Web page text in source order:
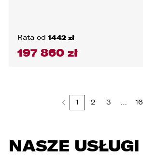
Rata od 1442 zł
197 860 zł
1 2 3 … 16
NASZE USŁUGI